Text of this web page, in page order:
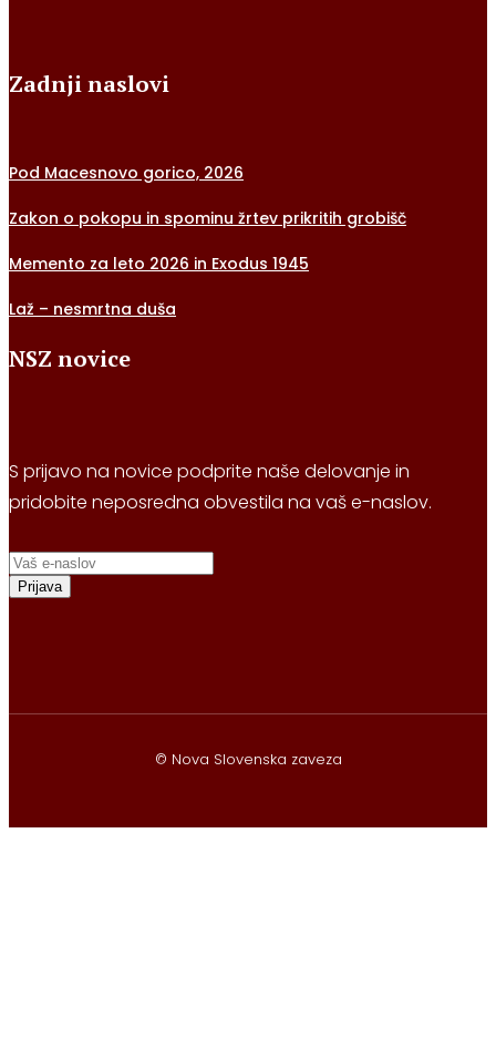
Zadnji naslovi
Pod Macesnovo gorico, 2026
Zakon o pokopu in spominu žrtev prikritih grobišč
Memento za leto 2026 in Exodus 1945
Laž – nesmrtna duša
NSZ novice
S prijavo na novice podprite naše delovanje in
pridobite neposredna obvestila na vaš e-naslov.
Prijava
© Nova Slovenska zaveza